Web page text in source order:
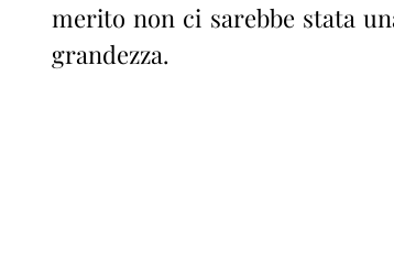
merito non ci sarebbe stata
grandezza.